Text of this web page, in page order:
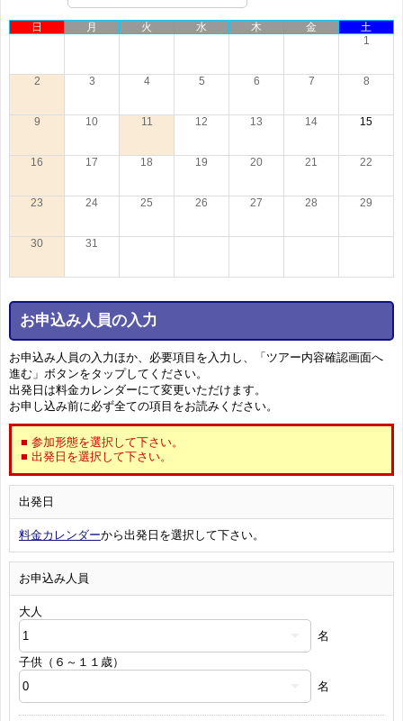
日 月 火 水 木 金
土
1
2 3 4 5 6 7 8
9 10 11 12 13 14 15
16 17 18 19 20 21 22
23 24 25 26 27 28 29
30 31
お申込み人員の入力
お申込み人員の入力ほか、必要項目を入力し、「ツアー内容確認画面へ
進む」ボタンをタップしてください。
出発日は料金カレンダーにて変更いただけます。
お申し込み前に必ず全ての項目をお読みください。
■ 参加形態を選択して下さい。
■ 出発日を選択して下さい。
出発日
料金カレンダーから出発日を選択して下さい。
お申込み人員
大人
名
子供（６～１１歳）
名